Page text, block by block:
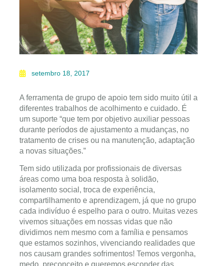
setembro 18, 2017
A ferramenta de grupo de apoio tem sido muito útil a
diferentes trabalhos de acolhimento e cuidado. É
um suporte “que tem por objetivo auxiliar pessoas
durante períodos de ajustamento a mudanças, no
tratamento de crises ou na manutenção, adaptação
a novas situações.”
Tem sido utilizada por profissionais de diversas
áreas como uma boa resposta à solidão,
isolamento social, troca de experiência,
compartilhamento e aprendizagem, já que no grupo
cada indivíduo é espelho para o outro. Muitas vezes
vivemos situações em nossas vidas que não
dividimos nem mesmo com a família e pensamos
que estamos sozinhos, vivenciando realidades que
nos causam grandes sofrimentos! Temos vergonha,
medo, preconceito e queremos esconder das